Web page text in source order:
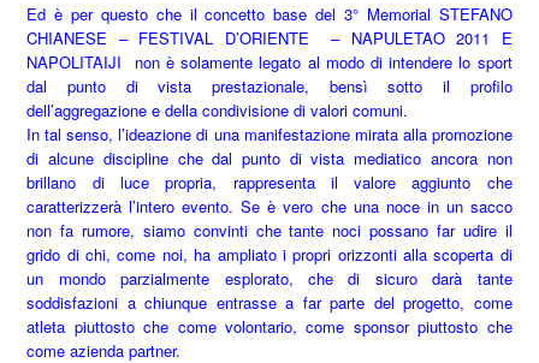
Ed è per questo che il concetto base del 3° Memorial STEFANO
CHIANESE – FESTIVAL D’ORIENTE – NAPULETAO 2011 E
NAPOLITAIJI non è solamente legato al modo di intendere lo sport
dal punto di vista prestazionale, bensì sotto il profilo
dell’aggregazione e della condivisione di valori comuni.
In tal senso, l’ideazione di una manifestazione mirata alla promozione
di alcune discipline che dal punto di vista mediatico ancora non
brillano di luce propria, rappresenta il valore aggiunto che
caratterizzerà l’intero evento. Se è vero che una noce in un sacco
non fa rumore, siamo convinti che tante noci possano far udire il
grido di chi, come noi, ha ampliato i propri orizzonti alla scoperta di
un mondo parzialmente esplorato, che di sicuro darà tante
soddisfazioni a chiunque entrasse a far parte del progetto, come
atleta piuttosto che come volontario, come sponsor piuttosto che
come azienda partner.